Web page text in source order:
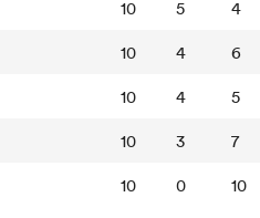
10 5 4
10 4 6
10 4 5
10 3 7
10 0 10